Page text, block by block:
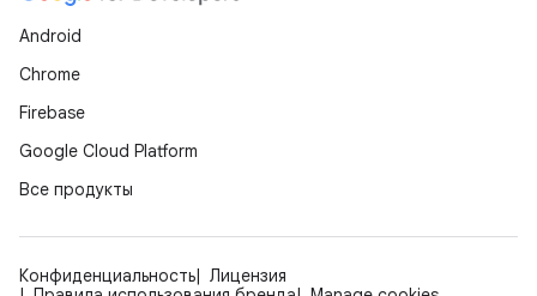
Android
Chrome
Firebase
Google Cloud Platform
Все продукты
Конфиденциальность
Лицензия